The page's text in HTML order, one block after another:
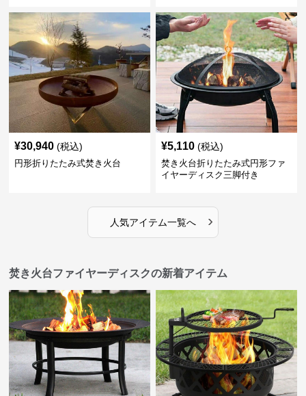
¥30,940 (税込)
円形折りたたみ式焚き火台
¥5,110 (税込)
焚き火台折りたたみ式円形ファ
イヤーディスク三脚付き
人気アイテム一覧へ ›
焚き火台ファイヤーディスクの新着アイテム